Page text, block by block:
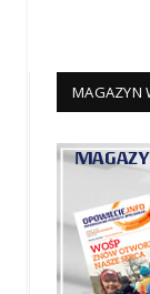
MAGAZYN